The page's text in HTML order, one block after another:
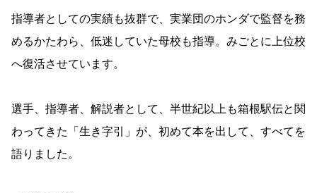
指導者としての実績も抜群で、実業団のホンダで監督を務
めるかたわら、低迷していた母校も指導。みごとに上位校
へ復活させています。
選手、指導者、解説者として、半世紀以上も箱根駅伝と関
わってきた「生き字引」が、初めて本を出して、すべてを
語りました。